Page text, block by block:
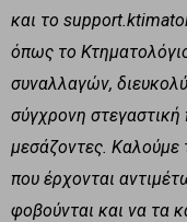
και το
όπως το
συναλλαγών,
σύγχρονη
μεσάζοντες. Καλούμε
που έρχονται
φοβούνται και να τα